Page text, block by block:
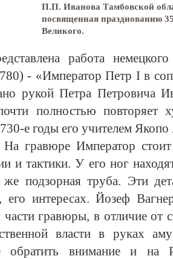
П.П. Иванова Тамбовской
посвященная празднованию
Великого.
работа
- «Император Петр I в
рукой Петра Петровича
полностью повторяет
е годы его учителем
гравюре Император
и тактики. У его ног
подзорная труба. Эти
его интересах. Йозеф
гравюры, в отличие от
власти в руках
обратить внимание и на